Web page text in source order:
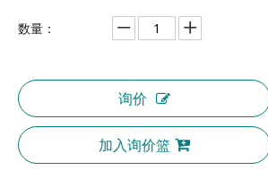
数量：
询价
加入询价篮